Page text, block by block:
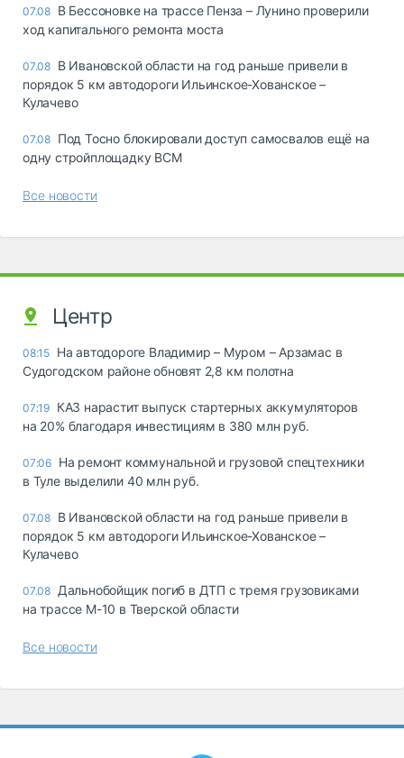
07.08 В Бессоновке на трассе Пенза – Лунино проверили
ход капитального ремонта моста
07.08 В Ивановской области на год раньше привели в
порядок 5 км автодороги Ильинское-Хованское –
Кулачево
07.08 Под Тосно блокировали доступ самосвалов ещё на
одну стройплощадку ВСМ
Все новости
Центр
08:15 На автодороге Владимир – Муром – Арзамас в
Судогодском районе обновят 2,8 км полотна
07:19 КАЗ нарастит выпуск стартерных аккумуляторов
на 20% благодаря инвестициям в 380 млн руб.
07:06 На ремонт коммунальной и грузовой спецтехники
в Туле выделили 40 млн руб.
07.08 В Ивановской области на год раньше привели в
порядок 5 км автодороги Ильинское-Хованское –
Кулачево
07.08 Дальнобойщик погиб в ДТП с тремя грузовиками
на трассе М-10 в Тверской области
Все новости